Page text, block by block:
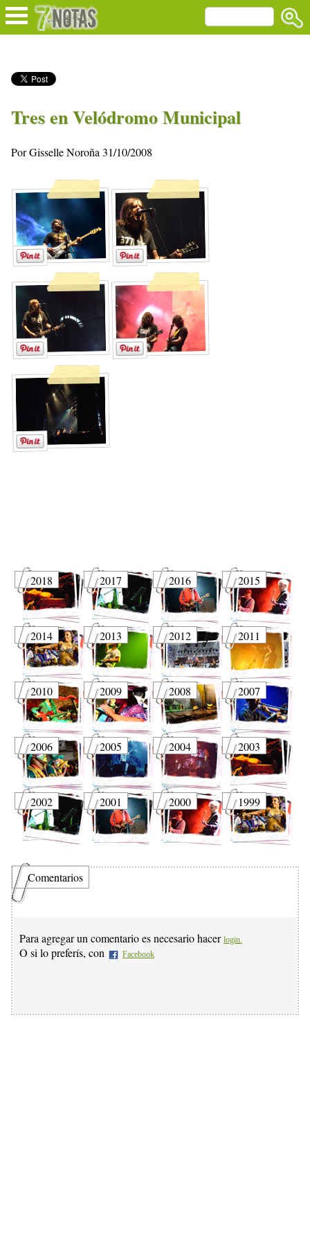
Tres en Velódromo Municipal
Por Gisselle Noroña 31/10/2008
2018 2017 2016 2015
2014 2013 2012 2011
2010 2009 2008 2007
2006 2005 2004 2003
2002 2001 2000 1999
Comentarios
Para agregar un comentario es necesario hacer login.
O si lo preferís, con Facebook